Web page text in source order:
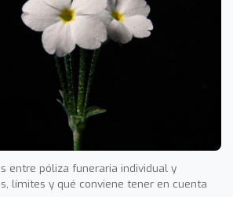
entre póliza funeraria individual y
límites y qué conviene tener en cuenta